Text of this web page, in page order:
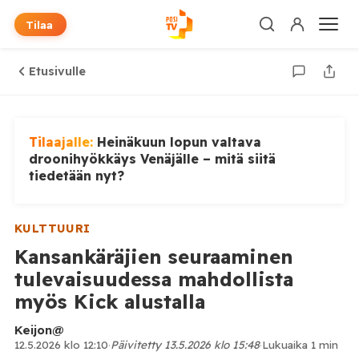
Tilaa
Etusivulle
Tilaajalle: Heinäkuun lopun valtava
droonihyökkäys Venäjälle – mitä siitä
tiedetään nyt?
KULTTUURI
Kansankäräjien seuraaminen
tulevaisuudessa mahdollista
myös Kick alustalla
Keijon@
12.5.2026 klo 12:10·Päivitetty 13.5.2026 klo 15:48·Lukuaika 1 min